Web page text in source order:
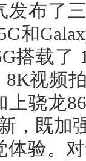
布了
和
搭载
视频
骁龙
，既加
体验。